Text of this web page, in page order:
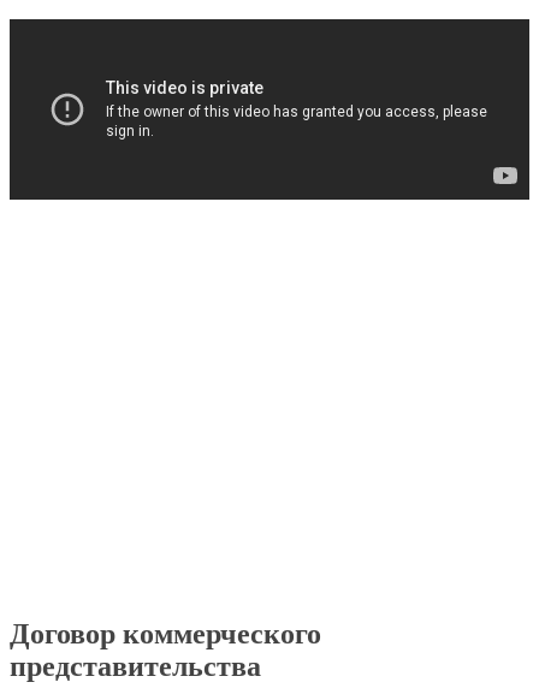
Договор коммерческого
представительства